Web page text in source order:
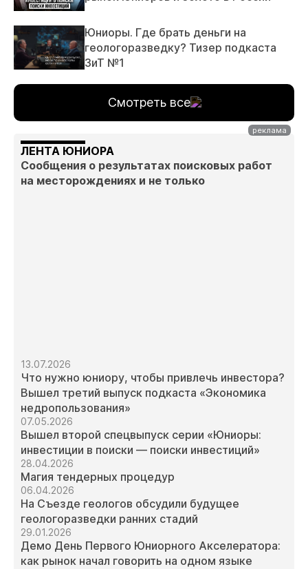
Юниоры. Где брать деньги на
геологоразведку? Тизер подкаста
ЗиТ №1
Смотреть все
ЛЕНТА ЮНИОРА
Сообщения о результатах поисковых работ
на месторождениях и не только
13.07.2026
Что нужно юниору, чтобы привлечь инвестора?
Вышел третий выпуск подкаста «Экономика
недропользования»
07.05.2026
Вышел второй спецвыпуск серии «Юниоры:
инвестиции в поиски — поиски инвестиций»
28.04.2026
Магия тендерных процедур
06.04.2026
На Съезде геологов обсудили будущее
геологоразведки ранних стадий
29.01.2026
Демо День Первого Юниорного Акселератора:
как рынок начал говорить на одном языке